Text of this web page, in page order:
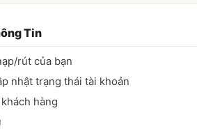
Tin
rút của bạn
nhật trạng thái tài khoản
hàng